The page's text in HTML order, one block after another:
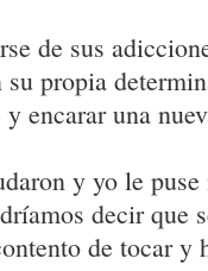
de sus
propia
encarar una
y yo le
decir que
de tocar y